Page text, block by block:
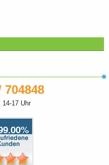
704848
14-17 Uhr